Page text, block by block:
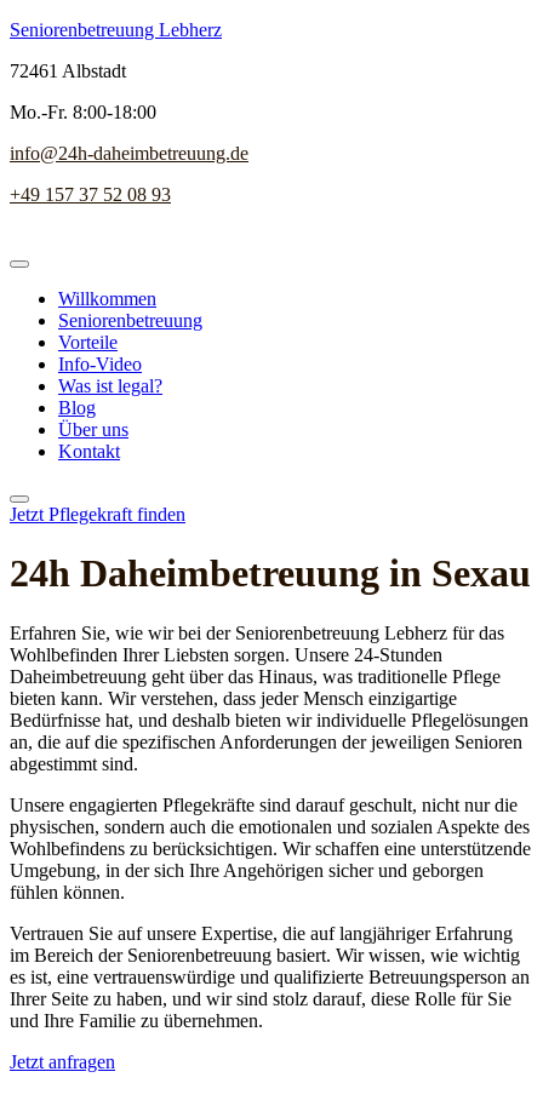
Seniorenbetreuung Lebherz
72461 Albstadt
Mo.-Fr. 8:00-18:00
info@24h-daheimbetreuung.de
+49 157 37 52 08 93
Willkommen
Seniorenbetreuung
Vorteile
Info-Video
Was ist legal?
Blog
Über uns
Kontakt
Jetzt Pflegekraft finden
24h Daheim­betreuung in Sexau
Erfahren Sie, wie wir bei der Seniorenbetreuung Lebherz für das
Wohlbefinden Ihrer Liebsten sorgen. Unsere 24-Stunden
Daheimbetreuung geht über das Hinaus, was traditionelle Pflege
bieten kann. Wir verstehen, dass jeder Mensch einzigartige
Bedürfnisse hat, und deshalb bieten wir individuelle Pflegelösungen
an, die auf die spezifischen Anforderungen der jeweiligen Senioren
abgestimmt sind.
Unsere engagierten Pflegekräfte sind darauf geschult, nicht nur die
physischen, sondern auch die emotionalen und sozialen Aspekte des
Wohlbefindens zu berücksichtigen. Wir schaffen eine unterstützende
Umgebung, in der sich Ihre Angehörigen sicher und geborgen
fühlen können.
Vertrauen Sie auf unsere Expertise, die auf langjähriger Erfahrung
im Bereich der Seniorenbetreuung basiert. Wir wissen, wie wichtig
es ist, eine vertrauenswürdige und qualifizierte Betreuungsperson an
Ihrer Seite zu haben, und wir sind stolz darauf, diese Rolle für Sie
und Ihre Familie zu übernehmen.
Jetzt anfragen